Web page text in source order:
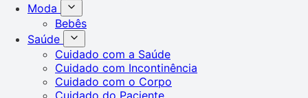
Moda
Bebês
Saúde
Cuidado com a Saúde
Cuidado com Incontinência
Cuidado com o Corpo
Cuidado do Paciente